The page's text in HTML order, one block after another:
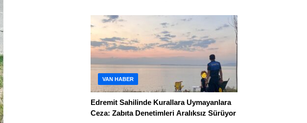
VAN HABER
Edremit Sahilinde Kurallara Uymayanlara
Ceza: Zabıta Denetimleri Aralıksız Sürüyor